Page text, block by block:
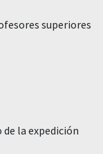
superiores
la expedición